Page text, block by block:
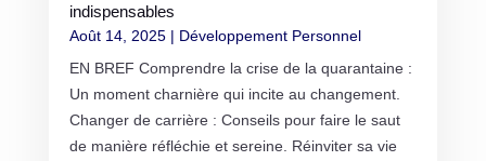
indispensables
Août 14, 2025| Développement Personnel
EN BREF Comprendre la crise de la quarantaine :
Un moment charnière qui incite au changement.
Changer de carrière : Conseils pour faire le saut
de manière réfléchie et sereine. Réinviter sa vie